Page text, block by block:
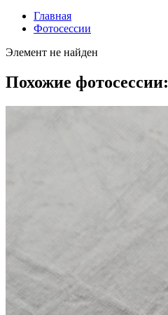
Главная
Фотосессии
Элемент не найден
Похожие фотосессии: